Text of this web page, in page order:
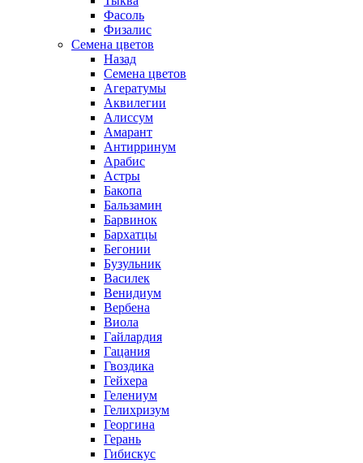
Фасоль
Физалис
Семена цветов
Назад
Семена цветов
Агератумы
Аквилегии
Алиссум
Амарант
Антирринум
Арабис
Астры
Бакопа
Бальзамин
Барвинок
Бархатцы
Бегонии
Бузульник
Василек
Венидиум
Вербена
Виола
Гайлардия
Гацания
Гвоздика
Гейхера
Гелениум
Гелихризум
Георгина
Герань
Гибискус